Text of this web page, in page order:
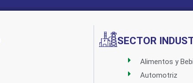
SECTOR
Alimentos y
Automotriz